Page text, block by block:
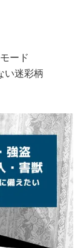
ード
い迷彩柄